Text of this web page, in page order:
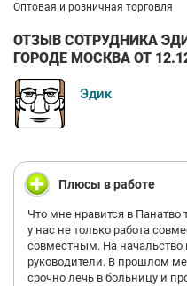
Оптовая и розничная торговля
ОТЗЫВ СОТРУДНИКА
ГОРОДЕ МОСКВА ОТ
Эдик
Плюсы в работе
Что мне нравится в
у нас не только работа
совместным. На
руководители. В прошлом
срочно лечь в больницу и